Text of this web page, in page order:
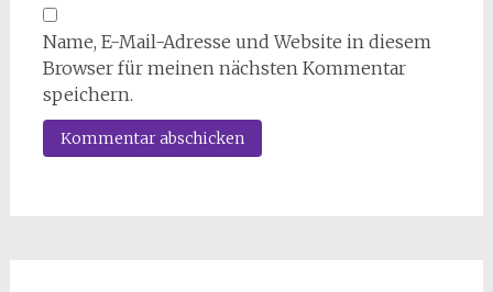
Name, E-Mail-Adresse und Website in diesem
Browser für meinen nächsten Kommentar
speichern.